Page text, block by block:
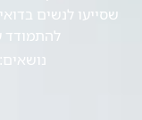
שסייעו לנשים
להתמודד
נושאים: